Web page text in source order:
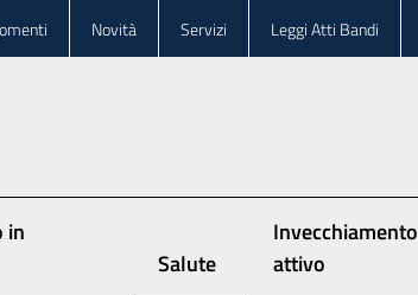
Novità Servizi Leggi Atti Bandi
in
Salute
Menu selezionato
Invecchiamento
attivo